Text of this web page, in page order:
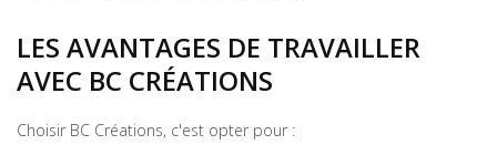
LES AVANTAGES DE TRAVAILLER
AVEC BC CRÉATIONS
Choisir BC Créations, c'est opter pour :